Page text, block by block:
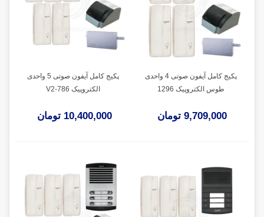
پکیج کامل آیفون صوتی 4 واحدی
طوس الکتروپیک 1296
9,709,000 تومان
پکیج کامل آیفون صوتی 5 واحدی
الکتروپیک V2-786
10,400,000 تومان